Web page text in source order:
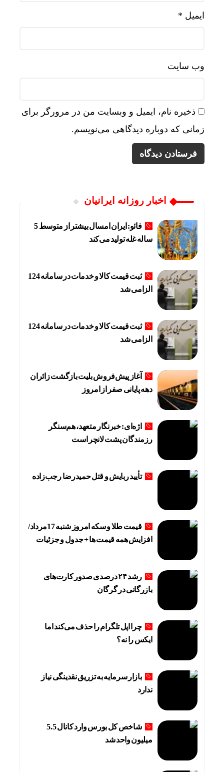
ایمیل *
وب‌ سایت
ذخیره نام، ایمیل و وبسایت من در مرورگر برای
زمانی که دوباره دیدگاهی می‌نویسم.
اخبار روزانه ایرانیان
فائو: ایران امسال بیشتر از متوسط 5
ساله غله تولید می‌کند
ثبت قیمت کالا و خدمات در سامانه 124
الزامی شد
ثبت قیمت کالا و خدمات در سامانه 124
الزامی شد
آغاز پیش‌فروش بلیت بازگشت زائران
دهه پایانی صفر از امروز
اژه‌ای: خبرنگار متعهد، هم‌سنگر
رزمندگان پشت لانچر است
تأیید ربایش و قتل حمیدرضا رجب‌زاده
قیمت طلا و سکه امروز شنبه 17مرداد/
افزایش همه قیمت ها + جدول و جزئیات
رشد ۲۴ درصدی صدور کارت‌های
بازرگانی در گرگان
چرا اپل تلگرام را حذف می‌کند اما
ایکس را نه؟
بازار سرمایه به تزریق نقدینگی نیاز
ندارد
شاخص کل بورس وارد کانال 5.5
میلیون واحد شد